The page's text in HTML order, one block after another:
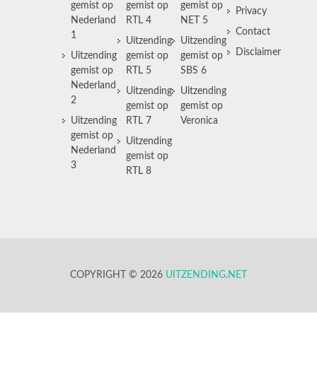
gemist op
Nederland
1
Uitzending
gemist op
Nederland
2
Uitzending
gemist op
Nederland
3
gemist op
RTL 4
Uitzending
gemist op
RTL 5
Uitzending
gemist op
RTL 7
Uitzending
gemist op
RTL 8
gemist op
NET 5
Uitzending
gemist op
SBS 6
Uitzending
gemist op
Veronica
Privacy
Contact
Disclaimer
COPYRIGHT © 2026 UITZENDING.NET